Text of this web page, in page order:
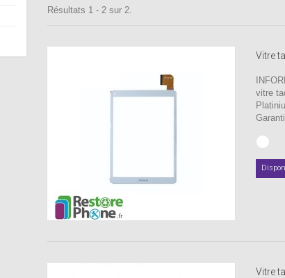
Résultats 1 - 2 sur 2.
Vitre
vitre
Vitre